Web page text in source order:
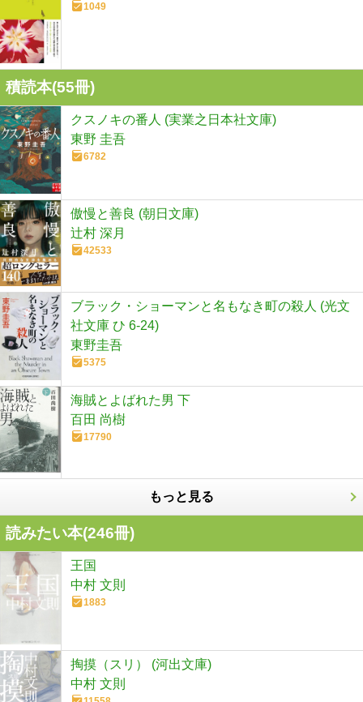
1049
積読本(55冊)
クスノキの番人 (実業之日本社文庫)
東野 圭吾
6782
傲慢と善良 (朝日文庫)
辻村 深月
42533
ブラック・ショーマンと名もなき町の殺人 (光文
社文庫 ひ 6-24)
東野圭吾
5375
海賊とよばれた男 下
百田 尚樹
17790
もっと見る
読みたい本(246冊)
王国
中村 文則
1883
掏摸（スリ） (河出文庫)
中村 文則